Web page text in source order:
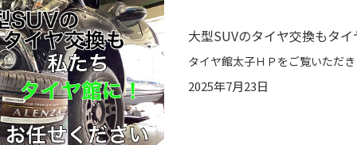
大型SUVのタイヤ交換もタ
2025年7月23日